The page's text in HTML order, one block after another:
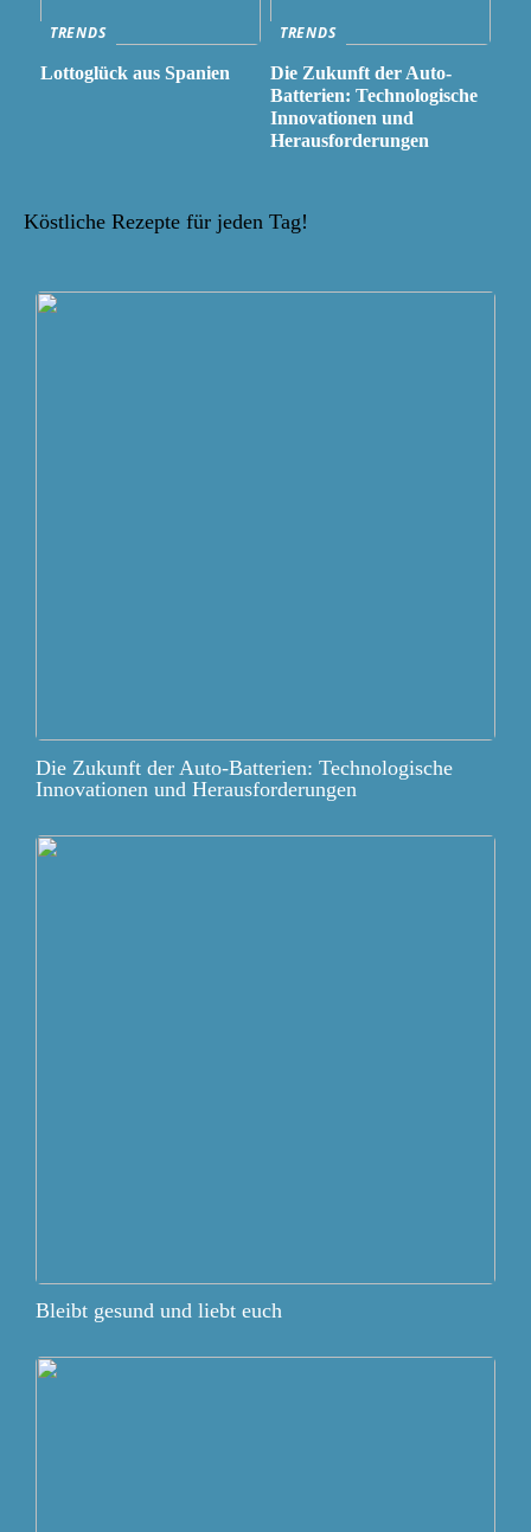
TRENDS
Lottoglück aus Spanien
TRENDS
Die Zukunft der Auto-
Batterien: Technologische
Innovationen und
Herausforderungen
Köstliche Rezepte für jeden Tag!
Die Zukunft der Auto-Batterien: Technologische
Innovationen und Herausforderungen
Bleibt gesund und liebt euch